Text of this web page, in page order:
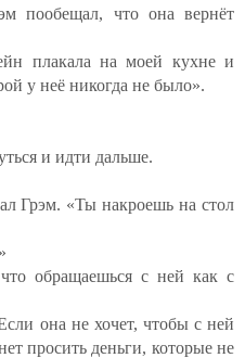
пообещал, что она вернёт
плакала на моей кухне и
у неё никогда не было».
и идти дальше.
Грэм. «Ты накроешь на стол
обращаешься с ней как с
она не хочет, чтобы с ней
просить деньги, которые не